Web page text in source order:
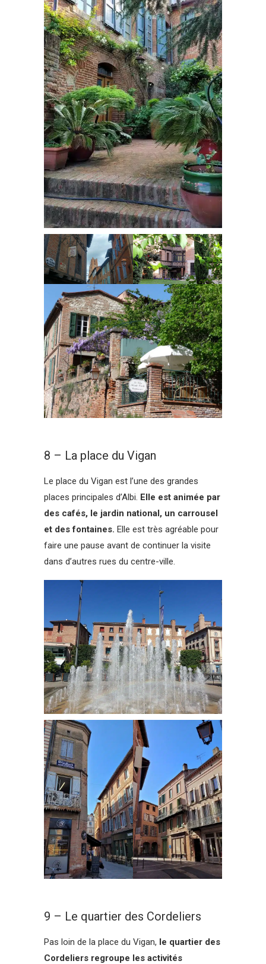
8 – La place du Vigan
Le place du Vigan est l’une des grandes
places principales d’Albi. Elle est animée par
des cafés, le jardin national, un carrousel
et des fontaines. Elle est très agréable pour
faire une pause avant de continuer la visite
dans d’autres rues du centre-ville.
9 – Le quartier des Cordeliers
Pas loin de la place du Vigan, le quartier des
Cordeliers regroupe les activités